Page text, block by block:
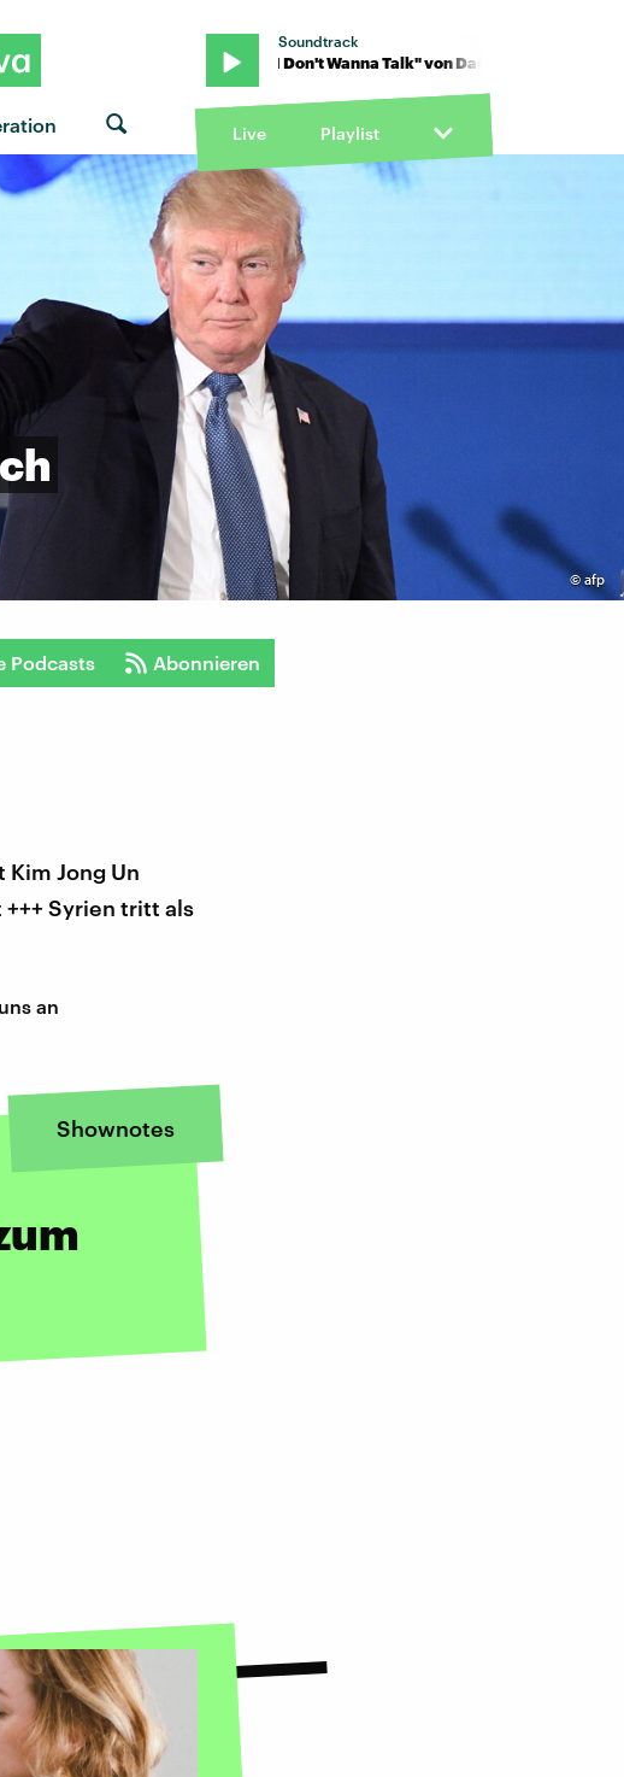
Soundtrack
Talk" von Daði Freyr · "I Don't Wanna Talk" von Daði Freyr · "I Don't Wanna
Live Playlist
©afp
Podcasts Abonnieren
Kim Jong Un
Syrien tritt als
an
Shownotes